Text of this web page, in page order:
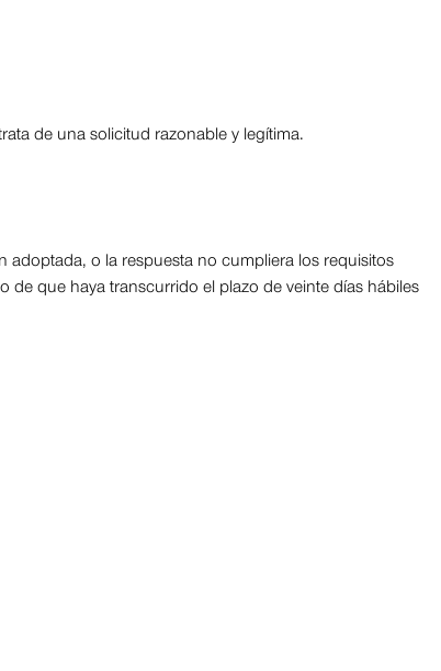
de una solicitud razonable y legítima.
adoptada, o la respuesta no cumpliera los requisitos
que haya transcurrido el plazo de veinte días hábiles